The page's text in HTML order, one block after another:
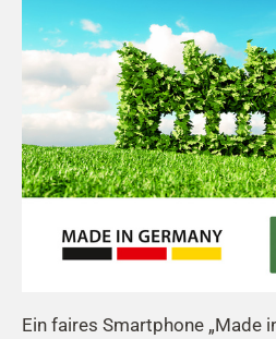
Ein faires Smartphone „Made